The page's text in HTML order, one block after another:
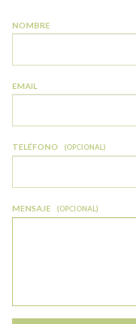
NOMBRE
EMAIL
TELÉFONO (OPCIONAL)
MENSAJE (OPCIONAL)